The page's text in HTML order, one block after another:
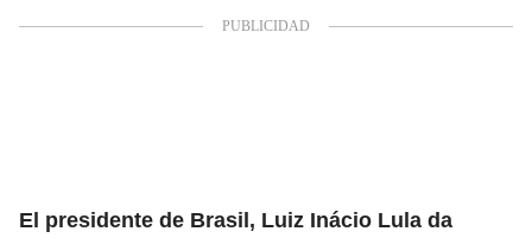
El presidente de Brasil, Luiz Inácio Lula da